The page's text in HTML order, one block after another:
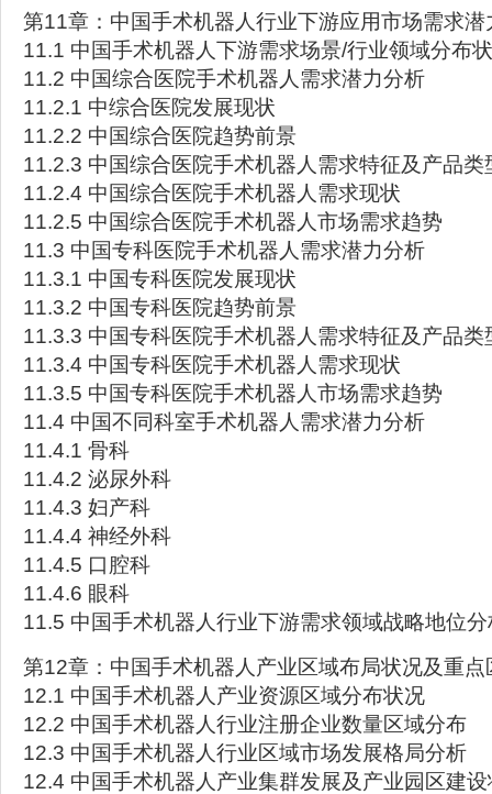
第11章：中国手术机器人行业下游应用市场需求潜
11.1 中国手术机器人下游需求场景/行业领域分布
11.2 中国综合医院手术机器人需求潜力分析
11.2.1 中综合医院发展现状
11.2.2 中国综合医院趋势前景
11.2.3 中国综合医院手术机器人需求特征及产品类
11.2.4 中国综合医院手术机器人需求现状
11.2.5 中国综合医院手术机器人市场需求趋势
11.3 中国专科医院手术机器人需求潜力分析
11.3.1 中国专科医院发展现状
11.3.2 中国专科医院趋势前景
11.3.3 中国专科医院手术机器人需求特征及产品类
11.3.4 中国专科医院手术机器人需求现状
11.3.5 中国专科医院手术机器人市场需求趋势
11.4 中国不同科室手术机器人需求潜力分析
11.4.1 骨科
11.4.2 泌尿外科
11.4.3 妇产科
11.4.4 神经外科
11.4.5 口腔科
11.4.6 眼科
11.5 中国手术机器人行业下游需求领域战略地位分
第12章：中国手术机器人产业区域布局状况及重点
12.1 中国手术机器人产业资源区域分布状况
12.2 中国手术机器人行业注册企业数量区域分布
12.3 中国手术机器人行业区域市场发展格局分析
12.4 中国手术机器人产业集群发展及产业园区建